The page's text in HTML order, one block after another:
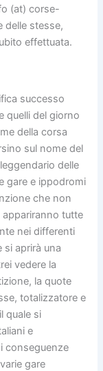
(at) corse-
delle stesse,
effettuata.
successo
quelli del giorno
della corsa
sul nome del
delle
gare e ippodromi
che non
tutte
nei differenti
si aprirà una
vedere la
la quote
totalizzatore e
quale si
e
conseguenze
gare